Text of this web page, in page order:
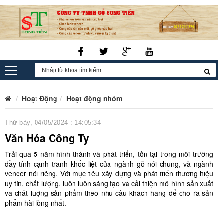
Hoạt Động Hoạt động nhóm
Thứ bảy, 04/05/2024 : 14:05:34
Văn Hóa Công Ty
Trải qua 5 năm hình thành và phát triển, tồn tại trong môi trường
đầy tính cạnh tranh khốc liệt của ngành gỗ nói chung, và ngành
veneer nói riêng. Với mục tiêu xây dựng và phát triển thương hiệu
uy tín, chất lượng, luôn luôn sáng tạo và cải thiện mô hình sản xuất
và chất lượng sản phẩm theo nhu cầu khách hàng để cho ra sản
phẩm hài lòng nhất.